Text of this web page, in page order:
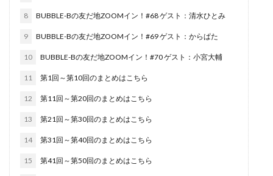
8 BUBBLE-Bの友だ地ZOOMイン！#68 ゲスト：清水ひとみ
9 BUBBLE-Bの友だ地ZOOMイン！#69 ゲスト：からぱた
10 BUBBLE-Bの友だ地ZOOMイン！#70 ゲスト：小宮大輔
11 第1回～第10回のまとめはこちら
12 第11回～第20回のまとめはこちら
13 第21回～第30回のまとめはこちら
14 第31回～第40回のまとめはこちら
15 第41回～第50回のまとめはこちら